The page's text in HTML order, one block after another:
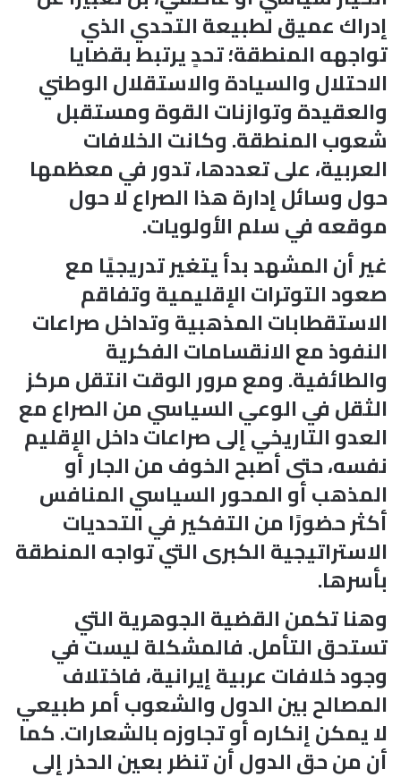
إدراك عميق لطبيعة التحدي الذي
تواجهه المنطقة؛ تحدٍ يرتبط بقضايا
الاحتلال والسيادة والاستقلال الوطني
والعقيدة وتوازنات القوة ومستقبل
شعوب المنطقة. وكانت الخلافات
العربية، على تعددها، تدور في معظمها
حول وسائل إدارة هذا الصراع لا حول
موقعه في سلم الأولويات.
غير أن المشهد بدأ يتغير تدريجيًا مع
صعود التوترات الإقليمية وتفاقم
الاستقطابات المذهبية وتداخل صراعات
النفوذ مع الانقسامات الفكرية
والطائفية. ومع مرور الوقت انتقل مركز
الثقل في الوعي السياسي من الصراع مع
العدو التاريخي إلى صراعات داخل الإقليم
نفسه، حتى أصبح الخوف من الجار أو
المذهب أو المحور السياسي المنافس
أكثر حضورًا من التفكير في التحديات
الاستراتيجية الكبرى التي تواجه المنطقة
بأسرها.
وهنا تكمن القضية الجوهرية التي
تستحق التأمل. فالمشكلة ليست في
وجود خلافات عربية إيرانية، فاختلاف
المصالح بين الدول والشعوب أمر طبيعي
لا يمكن إنكاره أو تجاوزه بالشعارات. كما
أن من حق الدول أن تنظر بعين الحذر إلى